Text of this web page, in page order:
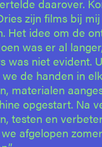
daarover.
zijn films bij
Het idee om de
was er al
was niet evident.
de handen in
materialen
opgestart. Na
testen en
afgelopen